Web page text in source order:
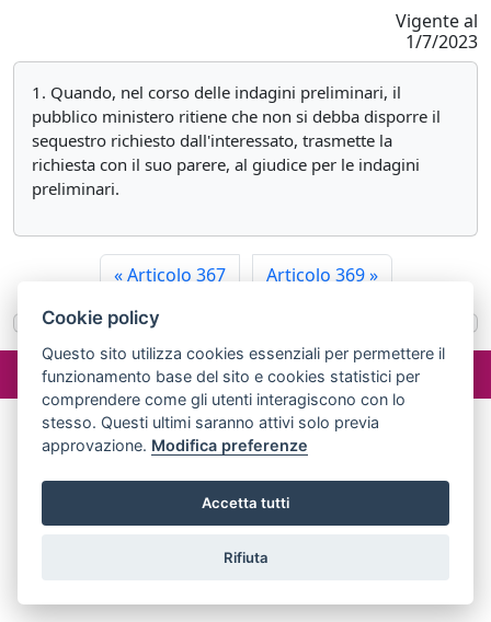
Vigente al
1/7/2023
1. Quando, nel corso delle indagini preliminari, il
pubblico ministero ritiene che non si debba disporre il
sequestro richiesto dall'interessato, trasmette la
richiesta con il suo parere, al giudice per le indagini
preliminari.
«Articolo 367 Articolo 369»
©2024 misterlex.it - redazione@misterlex.it-Privacy- P.I.
02029690472
Cookie policy
Questo sito utilizza cookies essenziali per permettere il
funzionamento base del sito e cookies statistici per
comprendere come gli utenti interagiscono con lo
stesso. Questi ultimi saranno attivi solo previa
approvazione. Modifica preferenze
Accetta tutti
Rifiuta